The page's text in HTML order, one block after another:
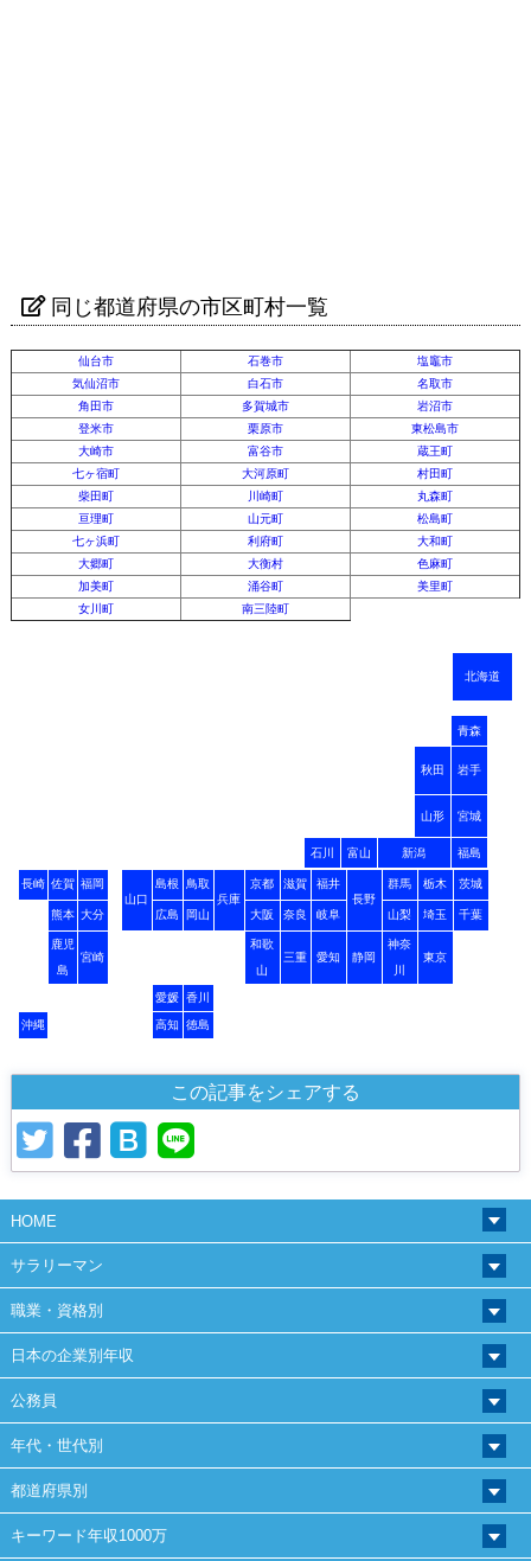
同じ都道府県の市区町村一覧
仙台市 石巻市
塩竈市
気仙沼市
白石市
名取市
角田市
多賀城市
岩沼市
登米市
栗原市
東松島市
大崎市
富谷市
蔵王町
七ヶ宿町
大河原町
村田町
柴田町
川崎町
丸森町
亘理町
山元町
松島町
七ヶ浜町
利府町
大和町
大郷町
大衡村
色麻町
加美町
涌谷町
美里町
女川町
南三陸町
北海道
青森
秋田 岩手
山形 宮城
石川 富山 新潟 福島
長崎 佐賀 福岡
山口
島根
鳥取
兵庫
京都 滋賀
福井
長野
群馬 栃木 茨城
熊本 大分 広島 岡山 大阪 奈良 岐阜 山梨 埼玉 千葉
鹿児
島
宮崎
和歌
山
三重 愛知 静岡
神奈
川
東京
愛媛 香川
沖縄 高知 徳島
この記事をシェアする
HOME
サラリーマン
職業・資格別
日本の企業別年収
公務員
年代・世代別
都道府県別
キーワード年収1000万